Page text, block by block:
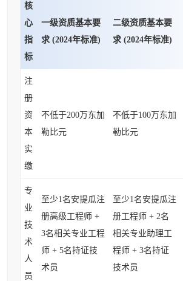
核
心
指
标
一级资质基本要
求 (2024年标准)
二级资质基本要
求 (2024年标准)
注
册
资
本
实
缴
不低于200万东加
勒比元
不低于100万东加
勒比元
专
业
技
术
人
员
至少1名安提瓜注
册高级工程师 +
3名相关专业工程
师 + 5名持证技
术员
至少1名安提瓜注
册工程师 + 2名
相关专业助理工
程师 + 3名持证
技术员